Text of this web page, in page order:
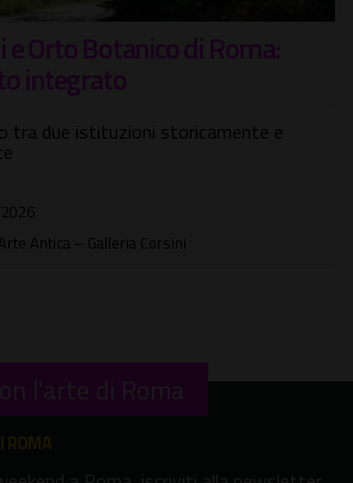
Natura Madre
Mostra personale di Luca Padroni
l'arte di Roma